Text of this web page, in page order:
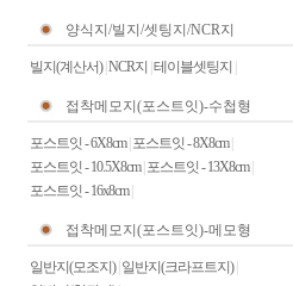
양식지/빌지/셋팅지/NCR지
빌지(계산서)| NCR지 테이블셋팅지
접착메모지(포스트잇)-수첩형
포스트잇 - 6X8cm| 포스트잇 - 8X8cm|
포스트잇 - 10.5X8cm| 포스트잇 - 13X8cm|
포스트잇 - 16x8cm|
접착메모지(포스트잇)-메모형
일반지(모조지)| 일반지(크라프트지)|